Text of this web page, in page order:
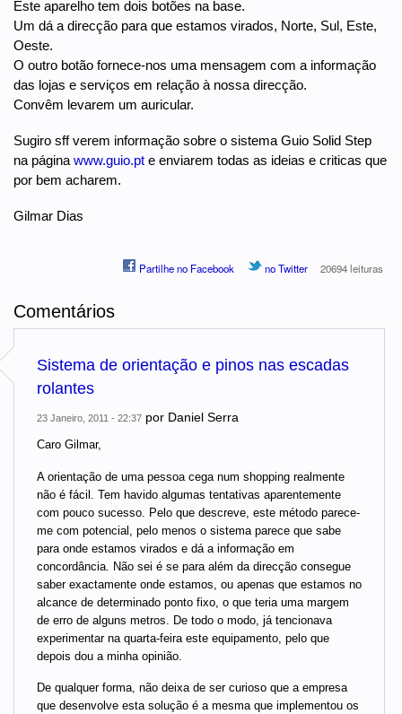
Este aparelho tem dois botões na base.
Um dá a direcção para que estamos virados, Norte, Sul, Este,
Oeste.
O outro botão fornece-nos uma mensagem com a informação
das lojas e serviços em relação à nossa direcção.
Convêm levarem um auricular.
Sugiro sff verem informação sobre o sistema Guio Solid Step
na página www.guio.pt e enviarem todas as ideias e criticas que
por bem acharem.
Gilmar Dias
Partilhe no Facebook no Twitter 20694 leituras
Comentários
Sistema de orientação e pinos nas escadas
rolantes
23 Janeiro, 2011 - 22:37 por Daniel Serra
Caro Gilmar,
A orientação de uma pessoa cega num shopping realmente
não é fácil. Tem havido algumas tentativas aparentemente
com pouco sucesso. Pelo que descreve, este método parece-
me com potencial, pelo menos o sistema parece que sabe
para onde estamos virados e dá a informação em
concordância. Não sei é se para além da direcção consegue
saber exactamente onde estamos, ou apenas que estamos no
alcance de determinado ponto fixo, o que teria uma margem
de erro de alguns metros. De todo o modo, já tencionava
experimentar na quarta-feira este equipamento, pelo que
depois dou a minha opinião.
De qualquer forma, não deixa de ser curioso que a empresa
que desenvolve esta solução é a mesma que implementou os